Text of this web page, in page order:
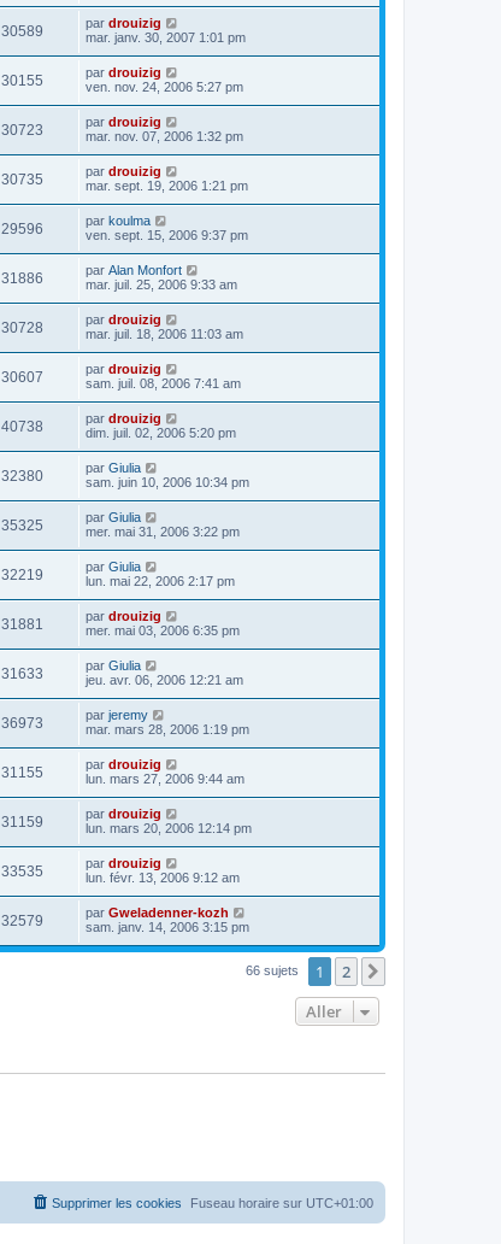
30589 par drouizig
mar. janv. 30, 2007 1:01 pm
30155 par drouizig
ven. nov. 24, 2006 5:27 pm
30723 par drouizig
mar. nov. 07, 2006 1:32 pm
30735 par drouizig
mar. sept. 19, 2006 1:21 pm
29596 par koulma
ven. sept. 15, 2006 9:37 pm
31886 par Alan Monfort
mar. juil. 25, 2006 9:33 am
30728 par drouizig
mar. juil. 18, 2006 11:03 am
30607 par drouizig
sam. juil. 08, 2006 7:41 am
40738 par drouizig
dim. juil. 02, 2006 5:20 pm
32380 par Giulia
sam. juin 10, 2006 10:34 pm
35325 par Giulia
mer. mai 31, 2006 3:22 pm
32219 par Giulia
lun. mai 22, 2006 2:17 pm
31881 par drouizig
mer. mai 03, 2006 6:35 pm
31633 par Giulia
jeu. avr. 06, 2006 12:21 am
36973 par jeremy
mar. mars 28, 2006 1:19 pm
31155 par drouizig
lun. mars 27, 2006 9:44 am
31159 par drouizig
lun. mars 20, 2006 12:14 pm
33535 par drouizig
lun. févr. 13, 2006 9:12 am
32579 par Gweladenner-kozh
sam. janv. 14, 2006 3:15 pm
66 sujets 1 2
Aller
Fuseau horaire sur UTC+01:00
Supprimer les cookies